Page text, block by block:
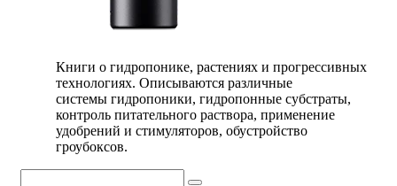
Книги о гидропонике, растениях и прогрессивных
технологиях. Описываются различные
системы гидропоники, гидропонные субстраты,
контроль питательного раствора, применение
удобрений и стимуляторов, обустройство
гроубоксов.